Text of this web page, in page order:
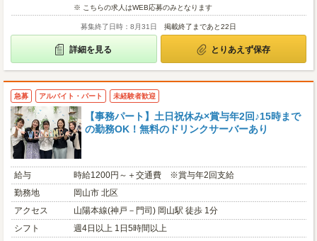
※ こちらの求人はWEB応募のみとなります
募集終了日時：8月31日 掲載終了まであと22日
詳細を見る とりあえず保存
急募 アルバイト・パート 未経験者歓迎
【事務パート】土日祝休み×賞与年2回♪15時まで
の勤務OK！無料のドリンクサーバーあり
給与
時給1200円～＋交通費 ※賞与年2回支給
勤務地
岡山市 北区
アクセス
山陽本線(神戸－門司) 岡山駅 徒歩 1分
シフト
週4日以上 1日5時間以上